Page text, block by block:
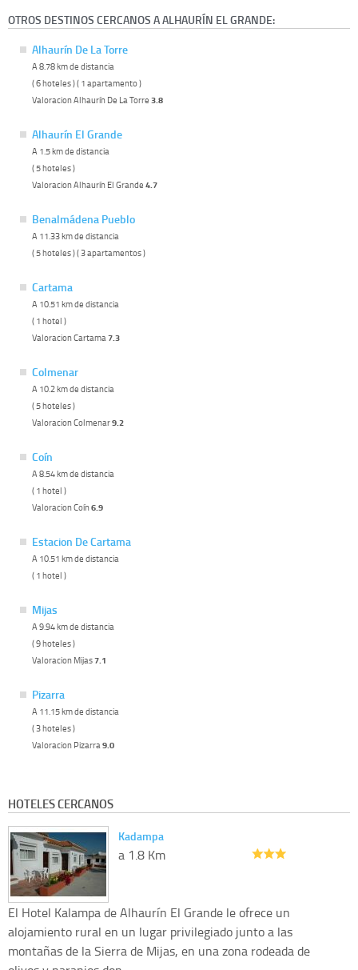
OTROS DESTINOS CERCANOS A ALHAURÍN EL GRANDE:
Alhaurín De La Torre
A 8.78 km de distancia
( 6 hoteles ) ( 1 apartamento )
Valoracion Alhaurín De La Torre 3.8
Alhaurín El Grande
A 1.5 km de distancia
( 5 hoteles )
Valoracion Alhaurín El Grande 4.7
Benalmádena Pueblo
A 11.33 km de distancia
( 5 hoteles ) ( 3 apartamentos )
Cartama
A 10.51 km de distancia
( 1 hotel )
Valoracion Cartama7.3
Colmenar
A 10.2 km de distancia
( 5 hoteles )
Valoracion Colmenar9.2
Coín
A 8.54 km de distancia
( 1 hotel )
Valoracion Coín6.9
Estacion De Cartama
A 10.51 km de distancia
( 1 hotel )
Mijas
A 9.94 km de distancia
( 9 hoteles )
Valoracion Mijas7.1
Pizarra
A 11.15 km de distancia
( 3 hoteles )
Valoracion Pizarra9.0
HOTELES CERCANOS
Kadampa
a 1.8 Km
El Hotel Kalampa de Alhaurín El Grande le ofrece un
alojamiento rural en un lugar privilegiado junto a las
montañas de la Sierra de Mijas, en una zona rodeada de